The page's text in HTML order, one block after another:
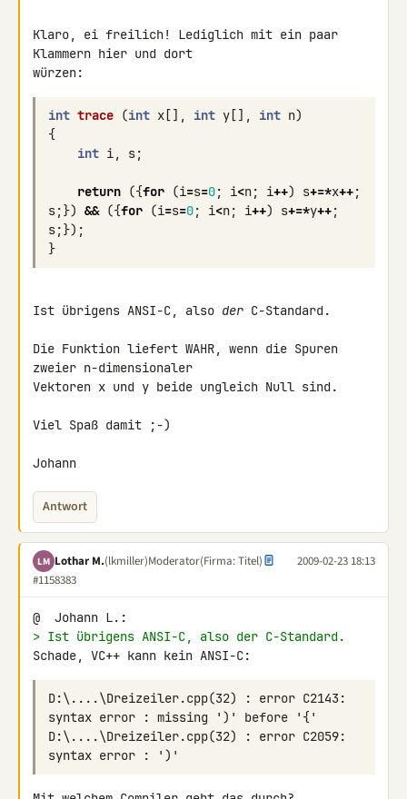
Klaro, ei freilich! Lediglich mit ein paar
Klammern hier und dort
int trace (int x [], int y [], int n)
{
int i, s;
return ({for (i=s=0; i<n; i++) s+=*x++;
s;}) && ({for (i=s=0; i<n; i++) s+=*y++;
s;});
}
Ist übrigens ANSI-C, also der C-Standard.
Die Funktion liefert WAHR, wenn die Spuren
zweier n-dimensionaler
Vektoren x und y beide ungleich Null sind.
Viel Spaß damit ;-)
Johann
Antwort
LM Lothar M.(lkmiller)Moderator(Firma: Titel)
2009-02-23 18:13
#1158383
> Ist übrigens ANSI-C, also der C-Standard.
Schade, VC++ kann kein ANSI-C:
D:\....\Dreizeiler.cpp(32) : error C2143:
D:\....\Dreizeiler.cpp(32) : error C2059: